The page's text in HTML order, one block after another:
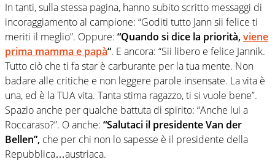
In tanti, sulla stessa pagina, hanno subito scritto messaggi di
incoraggiamento al campione: “Goditi tutto Jann sii felice ti
meriti il meglio”. Oppure: “Quando si dice la priorità,viene
prima mamma e papà“. E ancora: “Sii libero e felice Jannik.
Tutto ciò che ti fa star è carburante per la tua mente. Non
badare alle critiche e non leggere parole insensate. La vita è
una, ed è la TUA vita. Tanta stima ragazzo, ti si vuole bene”.
Spazio anche per qualche battuta di spirito: “Anche lui a
Roccaraso?”. O anche: “Salutaci il presidente Van der
Bellen”, che per chi non lo sapesse è il presidente della
Repubblica…austriaca.